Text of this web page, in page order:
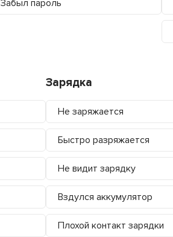
Забыл пароль
Зарядка
Не заряжается
Быстро разряжается
Не видит зарядку
Вздулся аккумулятор
Плохой контакт зарядки